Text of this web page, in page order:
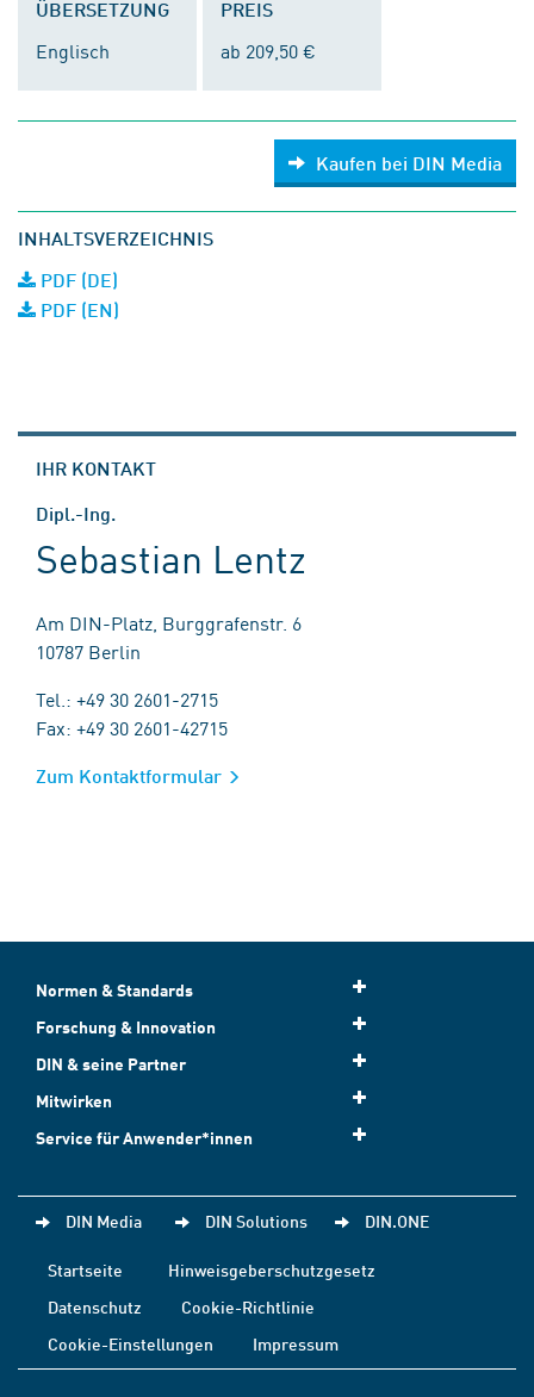
ÜBERSETZUNG
Englisch
PREIS
ab 209,50 €
Kaufen bei DIN Media
INHALTSVERZEICHNIS
PDF (DE)
PDF (EN)
IHR KONTAKT
Dipl.-Ing.
Sebastian Lentz
Am DIN-Platz, Burggrafenstr. 6
10787 Berlin
Tel.: +49 30 2601-2715
Fax: +49 30 2601-42715
Zum Kontaktformular
Normen & Standards
Forschung & Innovation
DIN & seine Partner
Mitwirken
Service für Anwender*innen
DIN Media DIN Solutions DIN.ONE
Startseite
Hinweisgeberschutzgesetz
Datenschutz
Cookie-Richtlinie
Cookie-Einstellungen
Impressum